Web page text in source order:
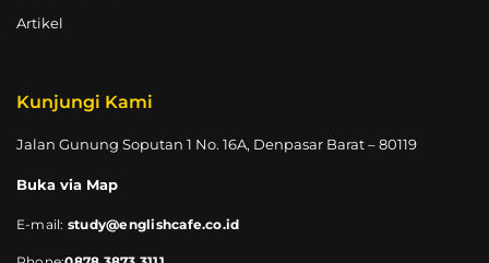
Artikel
Kunjungi Kami
Jalan Gunung Soputan 1 No. 16A, Denpasar Barat – 80119
Buka via Map
E-mail: study@englishcafe.co.id